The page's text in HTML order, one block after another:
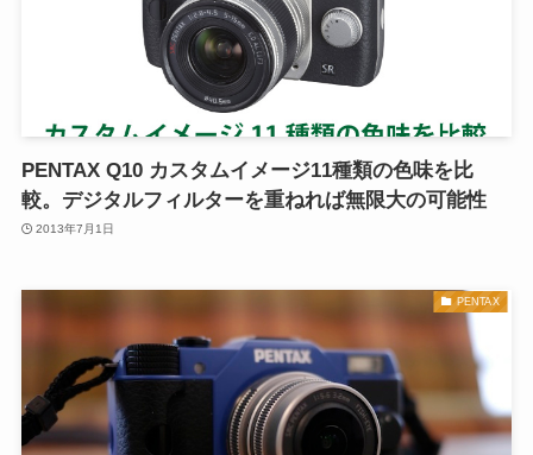
PENTAX Q10 カスタムイメージ11種類の色味を比
較。デジタルフィルターを重ねれば無限大の可能性
2013年7月1日
PENTAX